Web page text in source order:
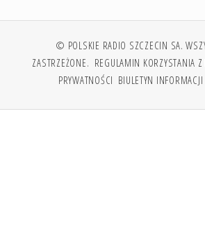
© POLSKIE RADIO SZCZECIN SA.
ZASTRZEŻONE. REGULAMIN KORZYSTANIA Z
PRYWATNOŚCI BIULETYN